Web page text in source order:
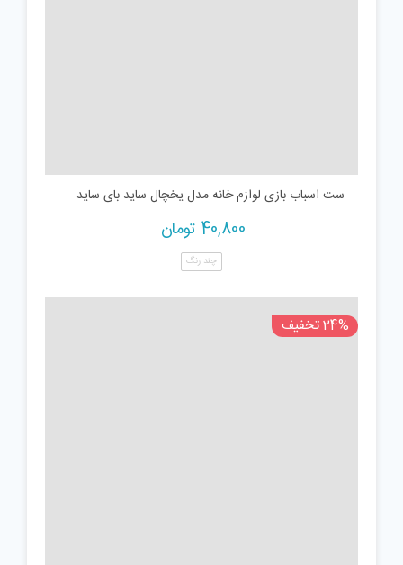
ست اسباب بازی لوازم خانه مدل یخچال ساید بای ساید
40,800 تومان
چند رنگ
24% تخفیف